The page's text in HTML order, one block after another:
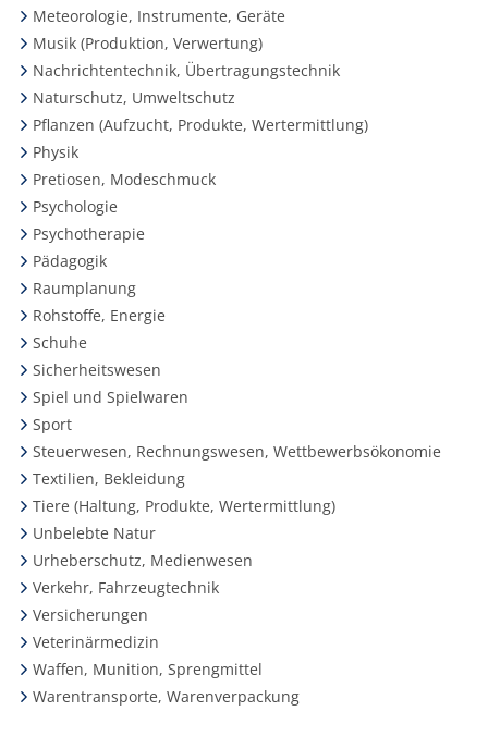
Meteorologie, Instrumente, Geräte
Musik (Produktion, Verwertung)
Nachrichtentechnik, Übertragungstechnik
Naturschutz, Umweltschutz
Pflanzen (Aufzucht, Produkte, Wertermittlung)
Physik
Pretiosen, Modeschmuck
Psychologie
Psychotherapie
Pädagogik
Raumplanung
Rohstoffe, Energie
Schuhe
Sicherheitswesen
Spiel und Spielwaren
Sport
Steuerwesen, Rechnungswesen, Wettbewerbsökonomie
Textilien, Bekleidung
Tiere (Haltung, Produkte, Wertermittlung)
Unbelebte Natur
Urheberschutz, Medienwesen
Verkehr, Fahrzeugtechnik
Versicherungen
Veterinärmedizin
Waffen, Munition, Sprengmittel
Warentransporte, Warenverpackung